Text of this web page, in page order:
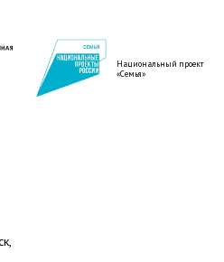
Национальный проект
«Семья»